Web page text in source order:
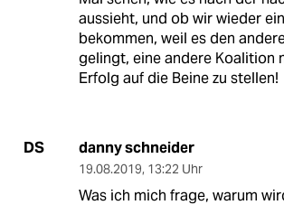
aussieht, und ob wir wieder
bekommen, weil es den
gelingt, eine andere Koalition
Erfolg auf die Beine zu stellen!
DS danny schneider
19.08.2019, 13:22 Uhr
Was ich mich frage, warum